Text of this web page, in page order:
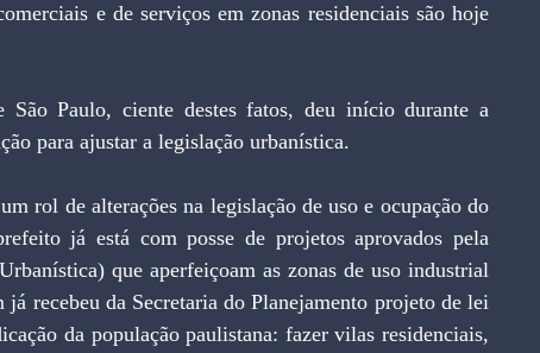
e de serviços em zonas residenciais são hoje
São Paulo, ciente destes fatos, deu início durante a
para ajustar a legislação urbanística.
rol de alterações na legislação de uso e ocupação do
já está com posse de projetos aprovados pela
que aperfeiçoam as zonas de uso industrial
recebeu da Secretaria do Planejamento projeto de lei
da população paulistana: fazer vilas residenciais,